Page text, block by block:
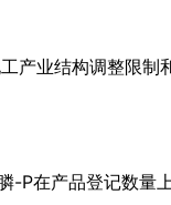
产业结构调整限
在产品登记数量